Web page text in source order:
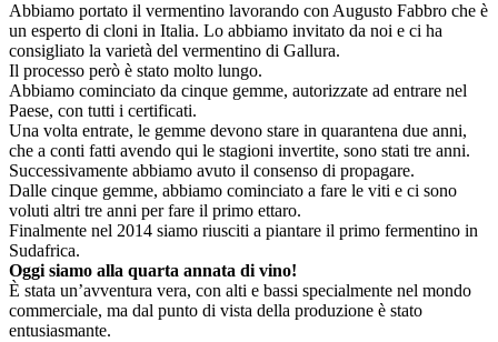
Abbiamo portato il vermentino lavorando con Augusto Fabbro che è
un esperto di cloni in Italia. Lo abbiamo invitato da noi e ci ha
consigliato la varietà del vermentino di Gallura.
Il processo però è stato molto lungo.
Abbiamo cominciato da cinque gemme, autorizzate ad entrare nel
Paese, con tutti i certificati.
Una volta entrate, le gemme devono stare in quarantena due anni,
che a conti fatti avendo qui le stagioni invertite, sono stati tre anni.
Successivamente abbiamo avuto il consenso di propagare.
Dalle cinque gemme, abbiamo cominciato a fare le viti e ci sono
voluti altri tre anni per fare il primo ettaro.
Finalmente nel 2014 siamo riusciti a piantare il primo fermentino in
Sudafrica.
Oggi siamo alla quarta annata di vino!
È stata un’avventura vera, con alti e bassi specialmente nel mondo
commerciale, ma dal punto di vista della produzione è stato
entusiasmante.